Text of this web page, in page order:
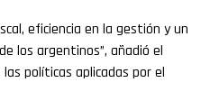
eficiencia en la gestión y un
los argentinos”, añadió el
las políticas aplicadas por el